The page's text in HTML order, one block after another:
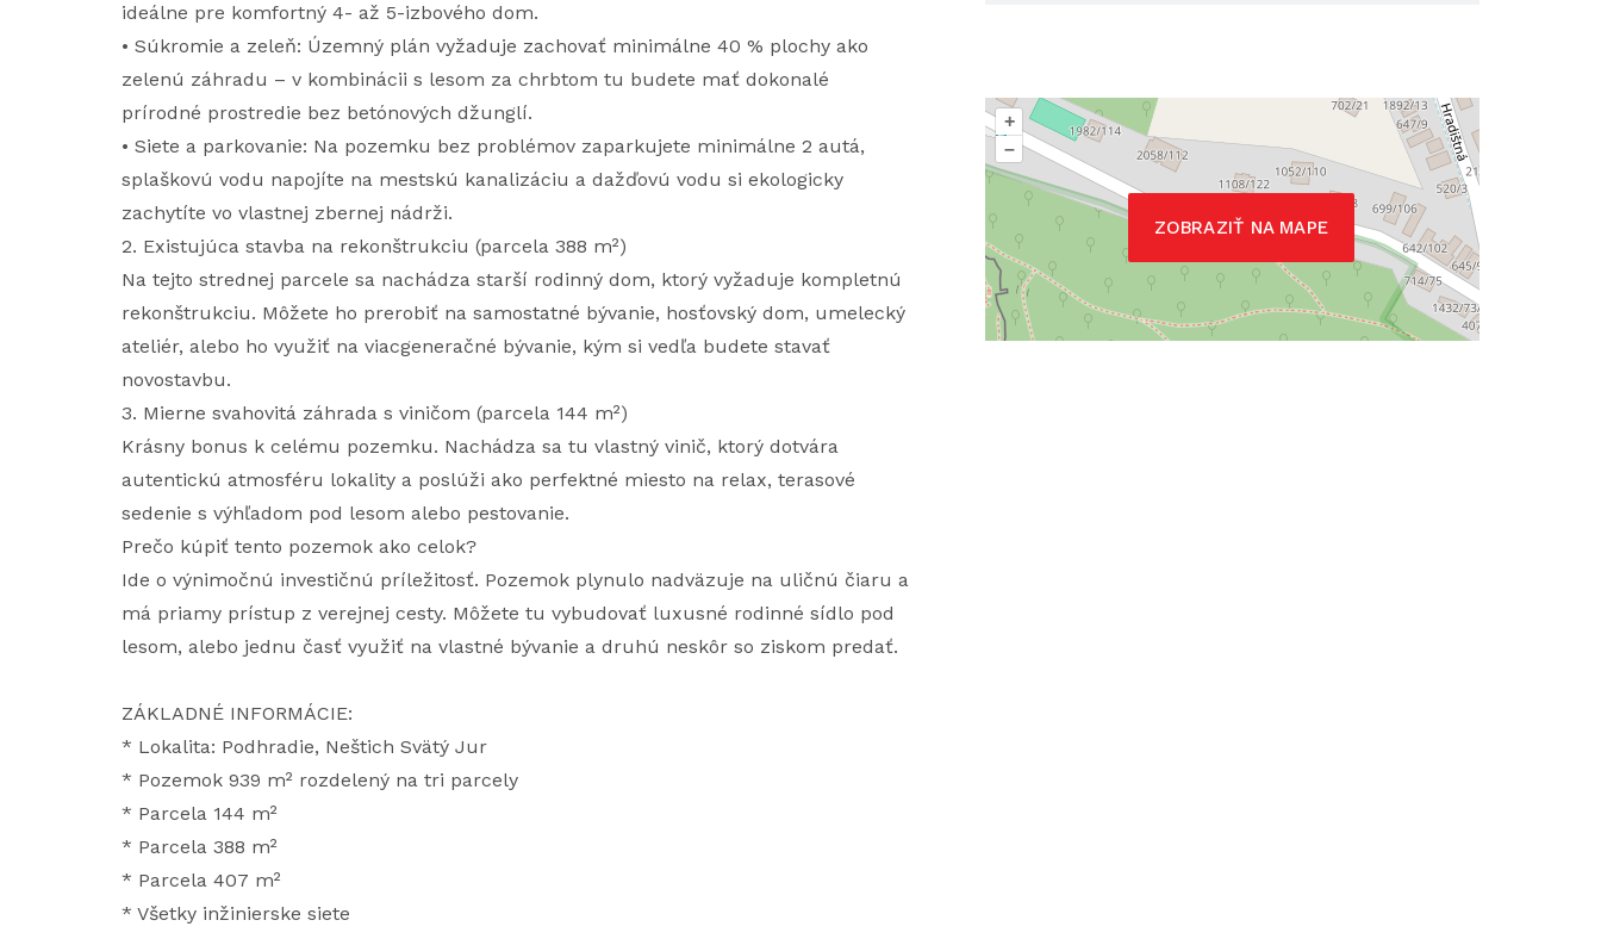
ideálne pre komfortný 4- až 5-izbového dom.
• Súkromie a zeleň: Územný plán vyžaduje zachovať minimálne 40 % plochy ako
zelenú záhradu – v kombinácii s lesom za chrbtom tu budete mať dokonalé
prírodné prostredie bez betónových džunglí.
• Siete a parkovanie: Na pozemku bez problémov zaparkujete minimálne 2 autá,
splaškovú vodu napojíte na mestskú kanalizáciu a dažďovú vodu si ekologicky
zachytíte vo vlastnej zbernej nádrži.
2. Existujúca stavba na rekonštrukciu (parcela 388 m²)
Na tejto strednej parcele sa nachádza starší rodinný dom, ktorý vyžaduje kompletnú
rekonštrukciu. Môžete ho prerobiť na samostatné bývanie, hosťovský dom, umelecký
ateliér, alebo ho využiť na viacgeneračné bývanie, kým si vedľa budete stavať
novostavbu.
3. Mierne svahovitá záhrada s viničom (parcela 144 m²)
Krásny bonus k celému pozemku. Nachádza sa tu vlastný vinič, ktorý dotvára
autentickú atmosféru lokality a poslúži ako perfektné miesto na relax, terasové
sedenie s výhľadom pod lesom alebo pestovanie.
Prečo kúpiť tento pozemok ako celok?
Ide o výnimočnú investičnú príležitosť. Pozemok plynulo nadväzuje na uličnú čiaru a
má priamy prístup z verejnej cesty. Môžete tu vybudovať luxusné rodinné sídlo pod
lesom, alebo jednu časť využiť na vlastné bývanie a druhú neskôr so ziskom predať.
ZÁKLADNÉ INFORMÁCIE:
* Lokalita: Podhradie, Neštich Svätý Jur
* Pozemok 939 m² rozdelený na tri parcely
* Parcela 144 m²
* Parcela 388 m²
* Parcela 407 m²
* Všetky inžinierske siete
ZOBRAZIŤ NA MAPE
+
–